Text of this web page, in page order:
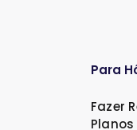
Para
Fazer